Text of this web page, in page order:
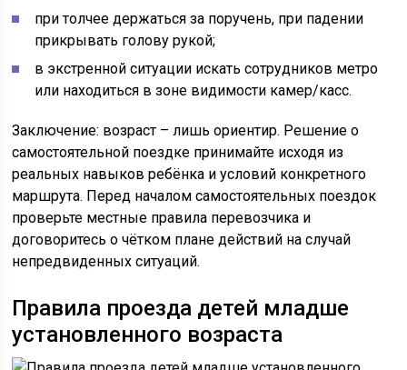
при толчее держаться за поручень, при падении
прикрывать голову рукой;
в экстренной ситуации искать сотрудников метро
или находиться в зоне видимости камер/касс.
Заключение: возраст – лишь ориентир. Решение о
самостоятельной поездке принимайте исходя из
реальных навыков ребёнка и условий конкретного
маршрута. Перед началом самостоятельных поездок
проверьте местные правила перевозчика и
договоритесь о чётком плане действий на случай
непредвиденных ситуаций.
Правила проезда детей младше
установленного возраста